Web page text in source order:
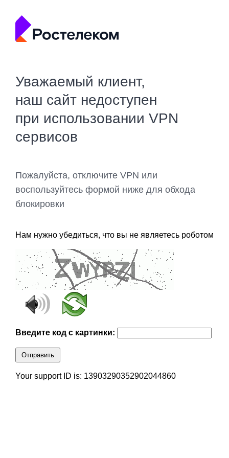
Уважаемый клиент,
наш сайт недоступен
при использовании VPN
сервисов
Пожалуйста, отключите VPN или
воспользуйтесь формой ниже для обхода
блокировки
Нам нужно убедиться, что вы не являетесь роботом
Введите код с картинки:
Отправить
Your support ID is: 13903290352902044860